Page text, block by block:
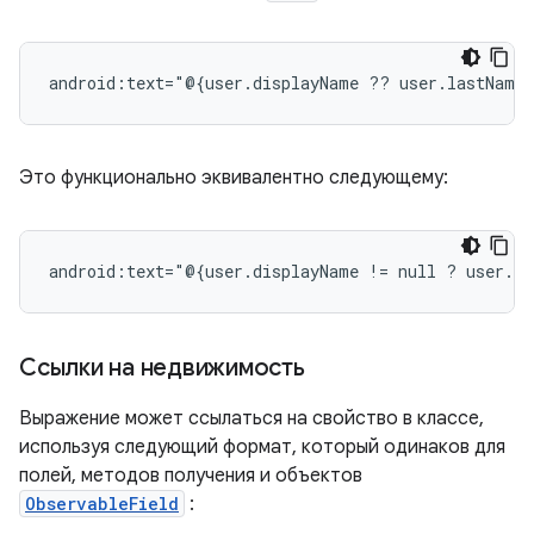
android:text="@{user.displayName ??
Это функционально эквивалентно следующему:
android:text="@{user.displayName != null ?
Ссылки на недвижимость
Выражение может ссылаться на свойство в классе,
используя следующий формат, который одинаков для
полей, методов получения и объектов
ObservableField :